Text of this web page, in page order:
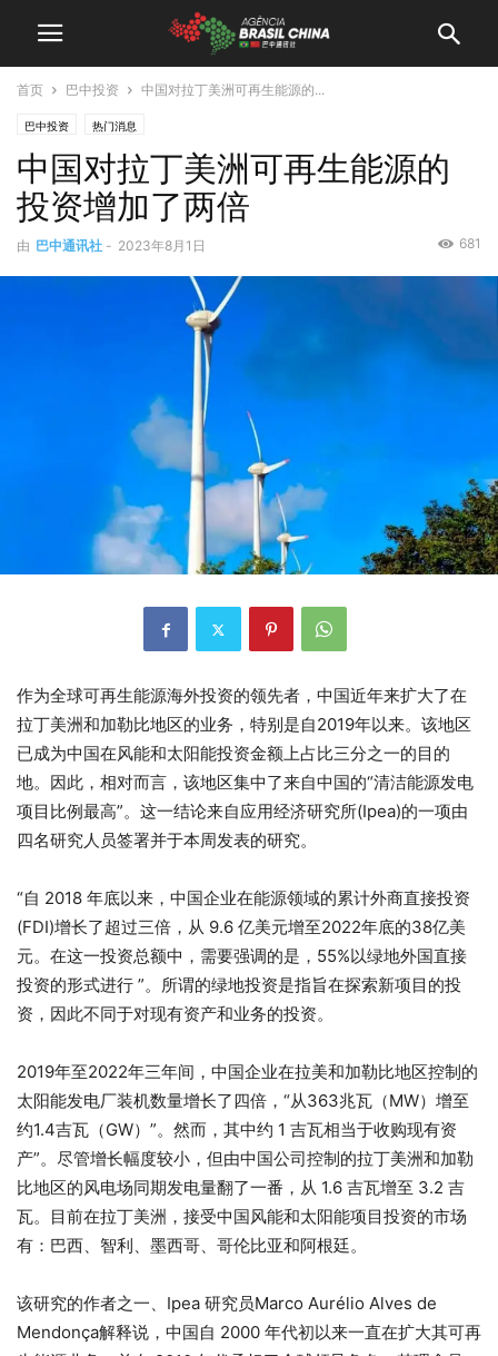
首页 巴中投资 中国对拉丁美洲可再生能源的...
巴中投资 热门消息
中国对拉丁美洲可再生能源的
投资增加了两倍
由 巴中通讯社 - 2023年8月1日 681
作为全球可再生能源海外投资的领先者，中国近年来扩大了在
拉丁美洲和加勒比地区的业务，特别是自2019年以来。该地区
已成为中国在风能和太阳能投资金额上占比三分之一的目的
地。因此，相对而言，该地区集中了来自中国的“清洁能源发电
项目比例最高”。这一结论来自应用经济研究所(Ipea)的一项由
四名研究人员签署并于本周发表的研究。
“自 2018 年底以来，中国企业在能源领域的累计外商直接投资
(FDI)增长了超过三倍，从 9.6 亿美元增至2022年底的38亿美
元。在这一投资总额中，需要强调的是，55%以绿地外国直接
投资的形式进行 ”。所谓的绿地投资是指旨在探索新项目的投
资，因此不同于对现有资产和业务的投资。
2019年至2022年三年间，中国企业在拉美和加勒比地区控制的
太阳能发电厂装机数量增长了四倍，“从363兆瓦（MW）增至
约1.4吉瓦（GW）”。然而，其中约 1 吉瓦相当于收购现有资
产”。尽管增长幅度较小，但由中国公司控制的拉丁美洲和加勒
比地区的风电场同期发电量翻了一番，从 1.6 吉瓦增至 3.2 吉
瓦。目前在拉丁美洲，接受中国风能和太阳能项目投资的市场
有：巴西、智利、墨西哥、哥伦比亚和阿根廷。
该研究的作者之一、Ipea 研究员Marco Aurélio Alves de
Mendonça解释说，中国自 2000 年代初以来一直在扩大其可再